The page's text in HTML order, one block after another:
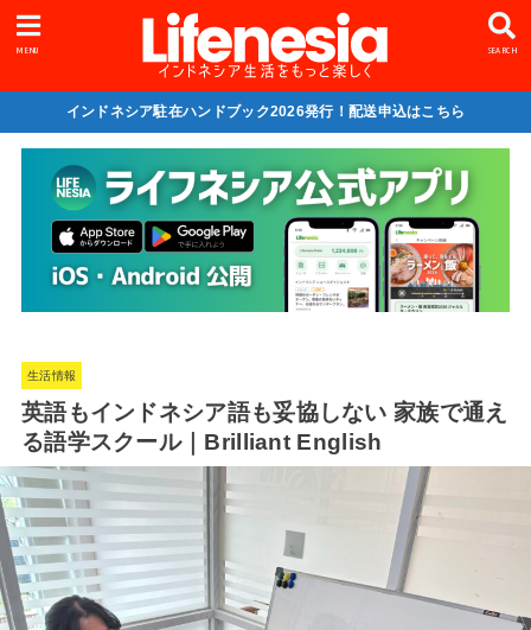
SEARCH
MENU
インドネシア駐在ハンドブック2026発行！配送申込はこちら
生活情報
英語もインドネシア語も妥協しない 家族で通え
る語学スクール｜Brilliant English